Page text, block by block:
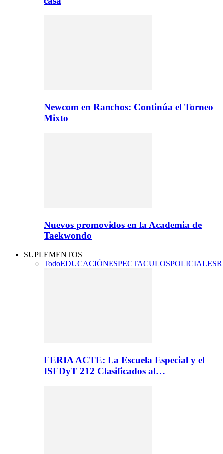
Newcom en Ranchos: Continúa el Torneo
Mixto
Nuevos promovidos en la Academia de
Taekwondo
SUPLEMENTOS
TodoEDUCACIÓNESPECTACULOSPOLICIALES
FERIA ACTE: La Escuela Especial y el
ISFDyT 212 Clasificados al…